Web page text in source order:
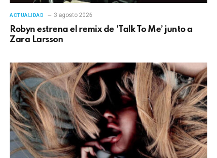
ACTUALIDAD 3 agosto 2026
Robyn estrena el remix de ‘Talk To Me’ junto a
Zara Larsson